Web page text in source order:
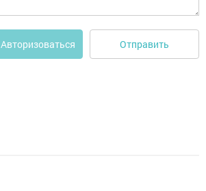
Авторизоваться Отправить